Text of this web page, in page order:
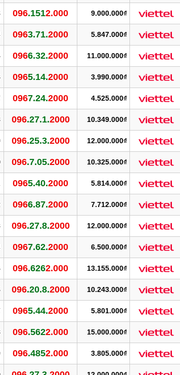
096.1512.000 9.000.000₫
0963.71.2000 5.847.000₫
0966.32.2000 11.000.000₫
0965.14.2000 3.990.000₫
0967.24.2000 4.525.000₫
096.27.1.2000 10.349.000₫
096.25.3.2000 12.000.000₫
096.7.05.2000 10.325.000₫
0965.40.2000 5.814.000₫
0966.87.2000 7.712.000₫
096.27.8.2000 12.000.000₫
0967.62.2000 6.500.000₫
096.6262.000 13.155.000₫
096.20.8.2000 10.243.000₫
0965.44.2000 5.801.000₫
096.5622.000 15.000.000₫
096.4852.000 3.805.000₫